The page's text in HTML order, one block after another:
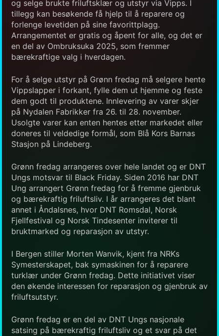
og selge brukte friluftsklær og utstyr via Vipps. I
tillegg kan besøkende få hjelp til å reparere og
forlenge levetiden på sine favorittplagg.
Arrangementet er gratis og åpent for alle, og det er
en del av Ombruksuka 2025, som fremmer
bærekraftige valg i hverdagen.
For å selge utstyr på Grønn fredag må selgere hente
Vippslapper i forkant, fylle dem ut hjemme og feste
dem godt til produktene. Innlevering av varer skjer
på Nydalen Fabrikker fra 26. til 28. november.
Usolgte varer kan enten hentes etter markedet eller
doneres til veldedige formål, som Blå Kors Barnas
Stasjon på Lindeberg.
Grønn fredag arrangeres over hele landet og er DNT
Ungs motsvar til Black Friday. Siden 2016 har DNT
Ung arrangert Grønn fredag for å fremme gjenbruk
og bærekraftig friluftsliv. I år arrangeres det blant
annet i Åndalsnes, hvor DNT Romsdal, Norsk
Fjellfestival og Norsk Tindesenter inviterer til
bruktmarked og reparasjon av utstyr.
I Bergen stiller Morten Wanvik, kjent fra NRKs
Symesterskapet, bak symaskinen for å reparere
turklær under Grønn fredag. Dette initiativet viser
den økende interessen for reparasjon og gjenbruk av
friluftsutstyr.
Grønn fredag er en del av DNT Ungs nasjonale
satsing på bærekraftig friluftsliv og et svar på det